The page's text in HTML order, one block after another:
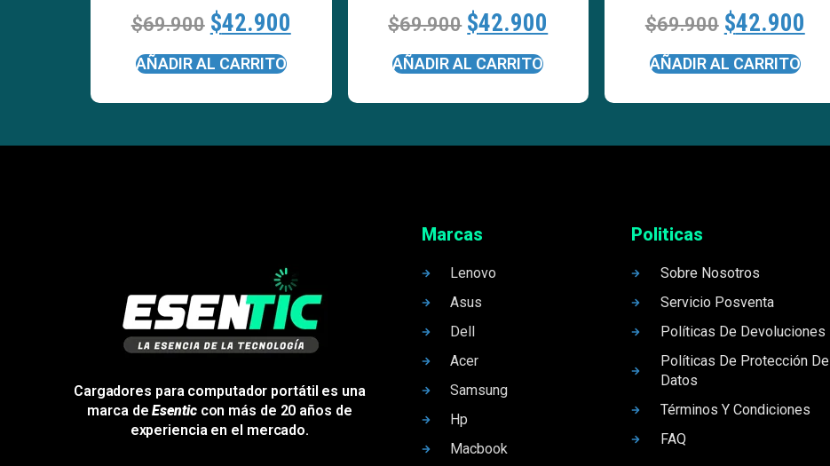
$69.900 $42.900
AÑADIR AL CARRITO
$69.900 $42.900
AÑADIR AL CARRITO
$69.900 $42.900
AÑADIR AL CARRITO
Cargadores para computador portátil es una
marca deEsenticcon más de 20 años de
experiencia en el mercado.
Marcas
Lenovo
Asus
Dell
Acer
Samsung
Hp
Macbook
Politicas
Sobre Nosotros
Servicio Posventa
Políticas De Devoluciones
Políticas De Protección De
Datos
Términos Y Condiciones
FAQ